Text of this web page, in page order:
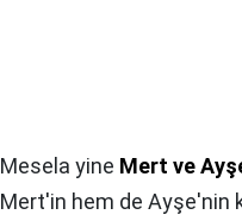
Mesela yine Mert ve
Mert'in hem de Ayşe'nin